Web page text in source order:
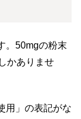
。50mgの粉末
かありませ
用」の表記がな